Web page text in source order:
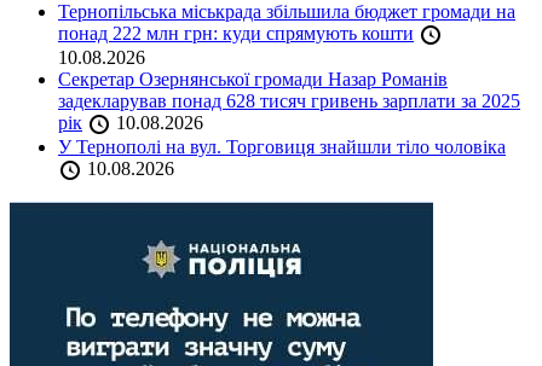
Тернопільська міськрада збільшила бюджет громади на
понад 222 млн грн: куди спрямують кошти
10.08.2026
Секретар Озернянської громади Назар Романів
задекларував понад 628 тисяч гривень зарплати за 2025
рік
10.08.2026
У Тернополі на вул. Торговиця знайшли тіло чоловіка
10.08.2026